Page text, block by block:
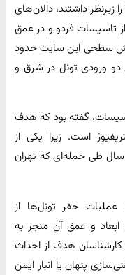
زیرنظر داشتند، دالان‌های
تاسیسات فردو و در عمق
بخش سطحی این سایت حدود
دو ورودی تونل در شرق و
این تاسیسات، گفته بود که هدف
است. زیرا یکی از
سال طی حمله‌ای که تهران
عملیات حفر تونل‌ها از
و عمق آن منجر به
کارشناسان هدف از احداث
پنهان یا انبار ایمن